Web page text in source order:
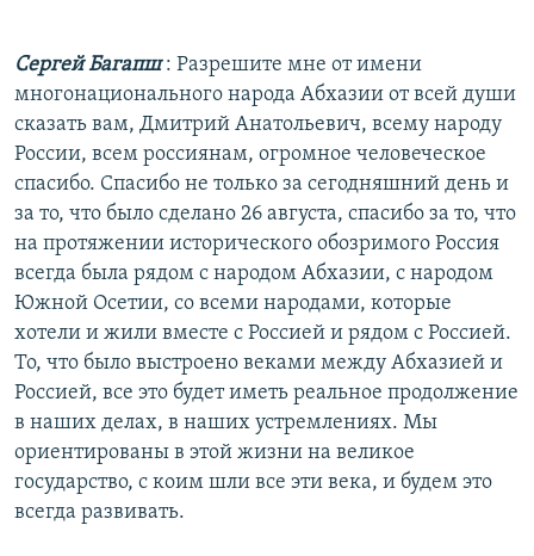
Сергей Багапш: Разрешите мне от имени
многонационального народа Абхазии от всей души
сказать вам, Дмитрий Анатольевич, всему народу
России, всем россиянам, огромное человеческое
спасибо. Спасибо не только за сегодняшний день и
за то, что было сделано 26 августа, спасибо за то, что
на протяжении исторического обозримого Россия
всегда была рядом с народом Абхазии, с народом
Южной Осетии, со всеми народами, которые
хотели и жили вместе с Россией и рядом с Россией.
То, что было выстроено веками между Абхазией и
Россией, все это будет иметь реальное продолжение
в наших делах, в наших устремлениях. Мы
ориентированы в этой жизни на великое
государство, с коим шли все эти века, и будем это
всегда развивать.